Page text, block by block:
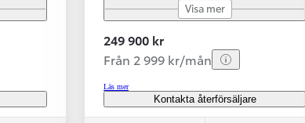
Visa mer
249 900 kr
Från 2 999 kr/mån
Läs mer
Kontakta återförsäljare